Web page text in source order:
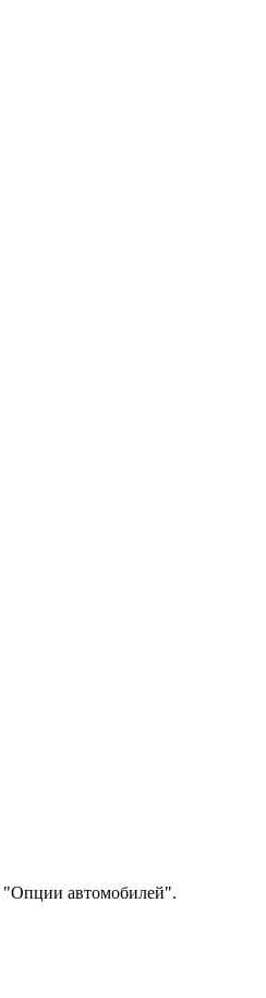
и "Опции автомобилей".